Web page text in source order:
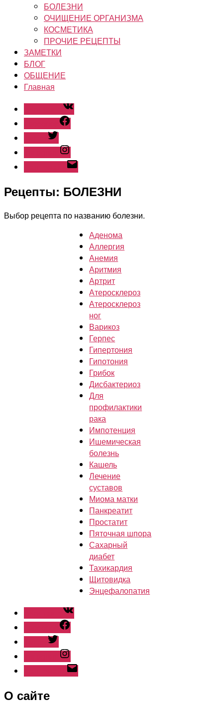
БОЛЕЗНИ
ОЧИЩЕНИЕ ОРГАНИЗМА
КОСМЕТИКА
ПРОЧИЕ РЕЦЕПТЫ
ЗАМЕТКИ
БЛОГ
ОБЩЕНИЕ
Главная
Рецепты: БОЛЕЗНИ
Выбор рецепта по названию болезни.
Аденома
Аллергия
Анемия
Аритмия
Артрит
Атеросклероз
Атеросклероз
ног
Варикоз
Герпес
Гипертония
Гипотония
Грибок
Дисбактериоз
Для
профилактики
рака
Импотенция
Ишемическая
болезнь
Кашель
Лечение
суставов
Миома матки
Панкреатит
Простатит
Пяточная шпора
Сахарный
диабет
Тахикардия
Щитовидка
Энцефалопатия
О сайте